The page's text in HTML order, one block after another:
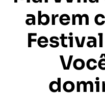
abrem